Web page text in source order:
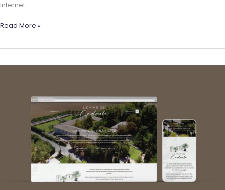
internet
LOMALIA
Read More »